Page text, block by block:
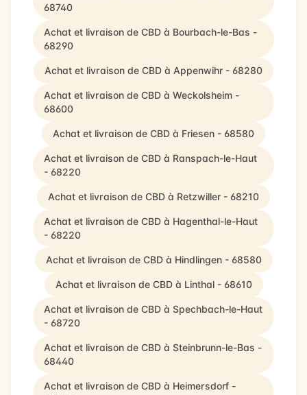
68740
Achat et livraison de CBD à Bourbach-le-Bas -
68290
Achat et livraison de CBD à Appenwihr - 68280
Achat et livraison de CBD à Weckolsheim -
68600
Achat et livraison de CBD à Friesen - 68580
Achat et livraison de CBD à Ranspach-le-Haut
- 68220
Achat et livraison de CBD à Retzwiller - 68210
Achat et livraison de CBD à Hagenthal-le-Haut
- 68220
Achat et livraison de CBD à Hindlingen - 68580
Achat et livraison de CBD à Linthal - 68610
Achat et livraison de CBD à Spechbach-le-Haut
- 68720
Achat et livraison de CBD à Steinbrunn-le-Bas -
68440
Achat et livraison de CBD à Heimersdorf -